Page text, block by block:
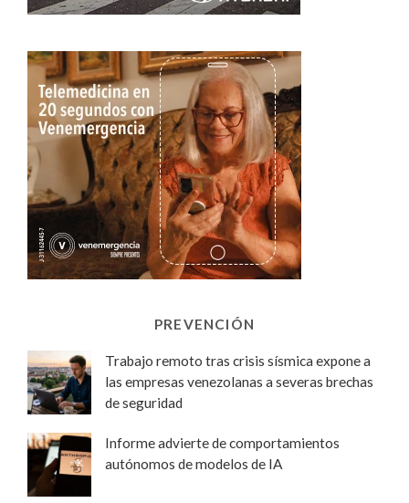
PREVENCIÓN
Trabajo remoto tras crisis sísmica expone a
las empresas venezolanas a severas brechas
de seguridad
Informe advierte de comportamientos
autónomos de modelos de IA